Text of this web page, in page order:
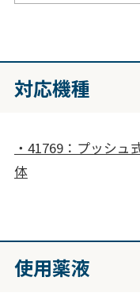
対応機種
・41769：プッシュ
体
使用薬液